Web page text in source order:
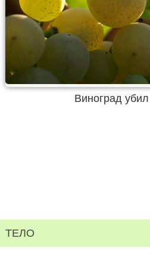
Виноград
ТЕЛО